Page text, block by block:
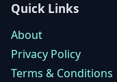
Quick Links
About
Privacy Policy
Terms & Conditions